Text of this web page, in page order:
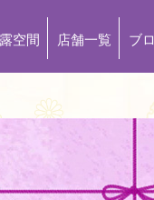
空間 店舗一覧 ブ